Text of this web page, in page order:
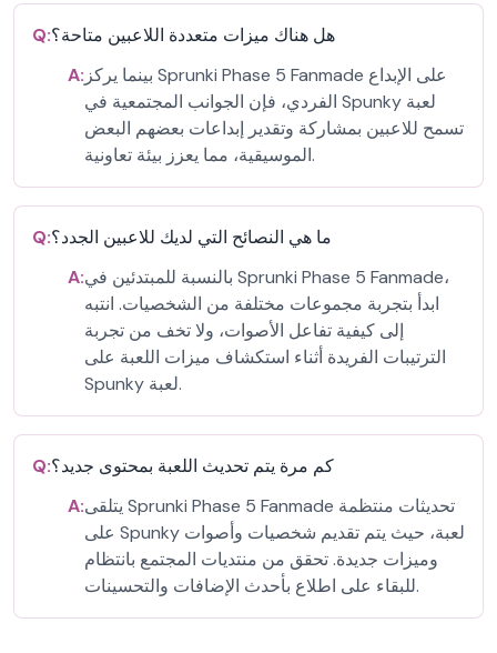
Q:هل هناك ميزات متعددة اللاعبين متاحة؟
A: بينما يركز Sprunki Phase 5 Fanmade على الإبداع
الفردي، فإن الجوانب المجتمعية في Spunky لعبة
تسمح للاعبين بمشاركة وتقدير إبداعات بعضهم البعض
الموسيقية، مما يعزز بيئة تعاونية.
Q:ما هي النصائح التي لديك للاعبين الجدد؟
A:بالنسبة للمبتدئين في Sprunki Phase 5 Fanmade،
ابدأ بتجربة مجموعات مختلفة من الشخصيات. انتبه
إلى كيفية تفاعل الأصوات، ولا تخف من تجربة
الترتيبات الفريدة أثناء استكشاف ميزات اللعبة على
Spunky لعبة.
Q:كم مرة يتم تحديث اللعبة بمحتوى جديد؟
A:يتلقى Sprunki Phase 5 Fanmade تحديثات منتظمة
على Spunky لعبة، حيث يتم تقديم شخصيات وأصوات
وميزات جديدة. تحقق من منتديات المجتمع بانتظام
للبقاء على اطلاع بأحدث الإضافات والتحسينات.